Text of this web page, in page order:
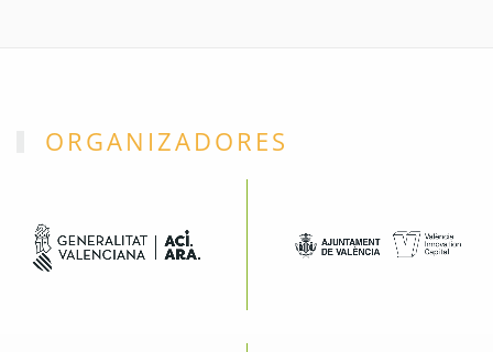
ORGANIZADORES